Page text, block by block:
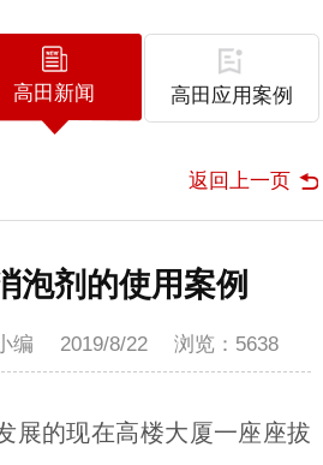
高田新闻 高田应用案例
返回上一页
泡剂的使用案例
编 2019/8/22 浏览： 5638
展的现在高楼大厦一座座拔